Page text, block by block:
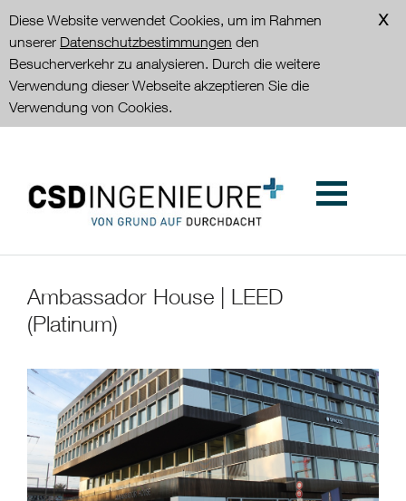
Diese Website verwendet Cookies, um im Rahmen
unserer Datenschutzbestimmungen den
Besucherverkehr zu analysieren. Durch die weitere
Verwendung dieser Webseite akzeptieren Sie die
Verwendung von Cookies.
Ambassador House | LEED
(Platinum)